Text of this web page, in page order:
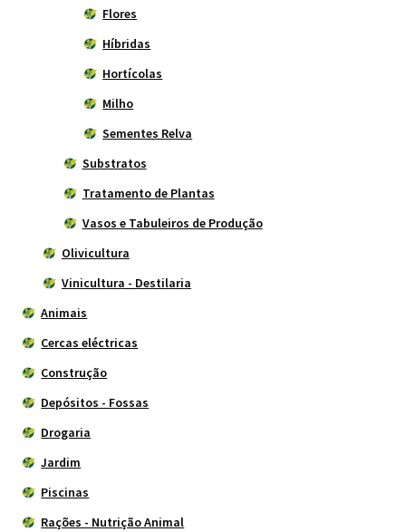
Flores
Híbridas
Hortícolas
Milho
Sementes Relva
Substratos
Tratamento de Plantas
Vasos e Tabuleiros de Produção
Olivicultura
Vinicultura - Destilaria
Animais
Cercas eléctricas
Construção
Depósitos - Fossas
Drogaria
Jardim
Piscinas
Rações - Nutrição Animal